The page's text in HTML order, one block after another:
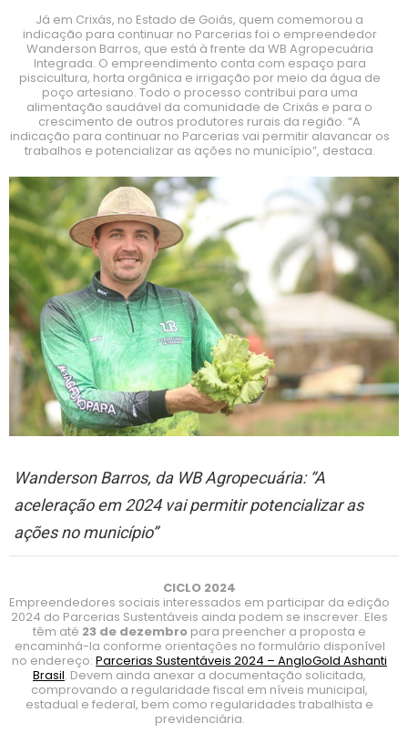
Já em Crixás, no Estado de Goiás, quem comemorou a
indicação para continuar no Parcerias foi o empreendedor
Wanderson Barros, que está à frente da WB Agropecuária
Integrada. O empreendimento conta com espaço para
piscicultura, horta orgânica e irrigação por meio da água de
poço artesiano. Todo o processo contribui para uma
alimentação saudável da comunidade de Crixás e para o
crescimento de outros produtores rurais da região. “A
indicação para continuar no Parcerias vai permitir alavancar os
trabalhos e potencializar as ações no município”, destaca.
Wanderson Barros, da WB Agropecuária: “A
aceleração em 2024 vai permitirpotencializar as
ações no município”
CICLO 2024
Empreendedores sociais interessados em participar da edição
2024 do Parcerias Sustentáveis ainda podem se inscrever. Eles
têm até 23 de dezembro para preencher a proposta e
encaminhá-la conforme orientações no formulário disponível
no endereço: Parcerias Sustentáveis 2024 – AngloGold Ashanti
Brasil. Devem ainda anexar a documentação solicitada,
comprovando a regularidade fiscal em níveis municipal,
estadual e federal, bem como regularidades trabalhista e
previdenciária.